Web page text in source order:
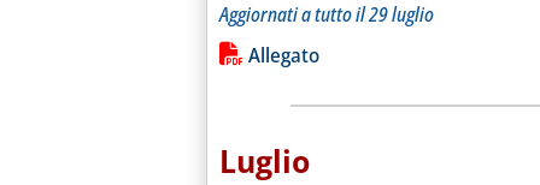
Aggiornati a tutto il 29 luglio
Leggi tutta la notizia: 'L'ANDAMENTO
Lista allegati PDF alla notizia
Allegato
Luglio